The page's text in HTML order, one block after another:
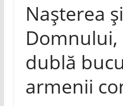
Nașterea
dublă
armenii